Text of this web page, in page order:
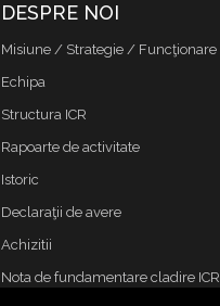
DESPRE NOI
Misiune / Strategie / Funcţionare
Echipa
Structura ICR
Rapoarte de activitate
Istoric
Declaraţii de avere
Achizitii
Nota de fundamentare cladire ICR